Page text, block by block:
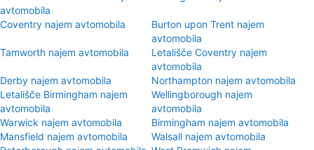
avtomobila
Coventry najem avtomobila
Burton upon Trent najem
avtomobila
Tamworth najem avtomobila
Letališče Coventry najem
avtomobila
Derby najem avtomobila
Northampton najem avtomobila
Letališče Birmingham najem
avtomobila
Wellingborough najem
avtomobila
Warwick najem avtomobila
Birmingham najem avtomobila
Mansfield najem avtomobila
Walsall najem avtomobila